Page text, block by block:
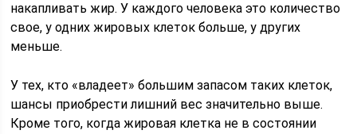
накапливать жир. У каждого человека это количество
свое, у одних жировых клеток больше, у других
меньше.
У тех, кто «владеет» большим запасом таких клеток,
шансы приобрести лишний вес значительно выше.
Кроме того, когда жировая клетка не в состоянии